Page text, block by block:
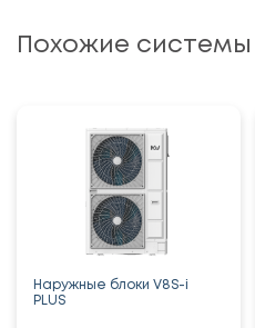
Похожие системы
Наружные блоки V8S-i
PLUS